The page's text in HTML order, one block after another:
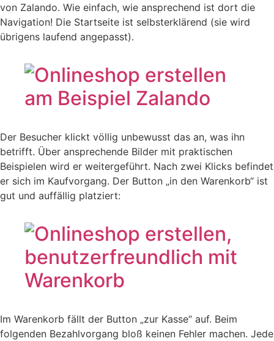
von Zalando. Wie einfach, wie ansprechend ist dort die
Navigation! Die Startseite ist selbsterklärend (sie wird
übrigens laufend angepasst).
Der Besucher klickt völlig unbewusst das an, was ihn
betrifft. Über ansprechende Bilder mit praktischen
Beispielen wird er weitergeführt. Nach zwei Klicks befindet
er sich im Kaufvorgang. Der Button „in den Warenkorb“ ist
gut und auffällig platziert:
Im Warenkorb fällt der Button „zur Kasse“ auf. Beim
folgenden Bezahlvorgang bloß keinen Fehler machen. Jede